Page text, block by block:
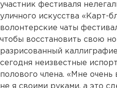
участник фестиваля
уличного искусства «Карт-
волонтерские чаты
чтобы восстановить свою
разрисованный
сегодня неизвестные
полового члена. «Мне очень
не я своими руками, а это